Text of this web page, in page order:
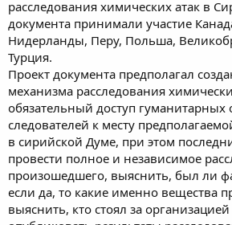
расследования химических атак в
документа принимали участие
Нидерланды, Перу, Польша,
Турция.
Проект документа предполагал
механизма расследования
обязательный доступ гуманитарных
следователей к месту
в сирийской Думе, при этом
провести полное и независимое
произошедшего, выяснить, был ли
если да, то какие именно вещества
выяснить, кто стоял за